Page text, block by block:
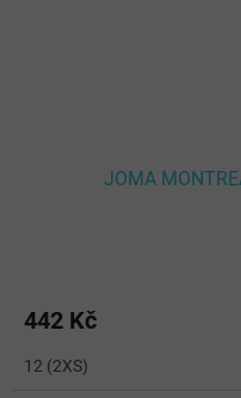
JOMA
442 Kč
12 (2XS)